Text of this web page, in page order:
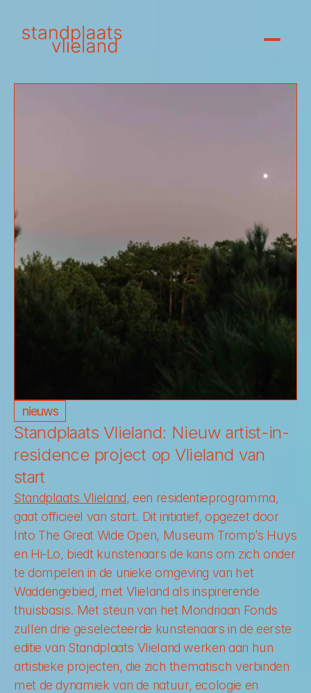
nieuws
Standplaats Vlieland: Nieuw artist-in-
residence project op Vlieland van
start
Standplaats Vlieland, een residentieprogramma,
gaat officieel van start. Dit initiatief, opgezet door
Into The Great Wide Open, Museum Tromp’s Huys
en Hi-Lo, biedt kunstenaars de kans om zich onder
te dompelen in de unieke omgeving van het
Waddengebied, met Vlieland als inspirerende
thuisbasis. Met steun van het Mondriaan Fonds
zullen drie geselecteerde kunstenaars in de eerste
editie van Standplaats Vlieland werken aan hun
artistieke projecten, die zich thematisch verbinden
met de dynamiek van de natuur, ecologie en